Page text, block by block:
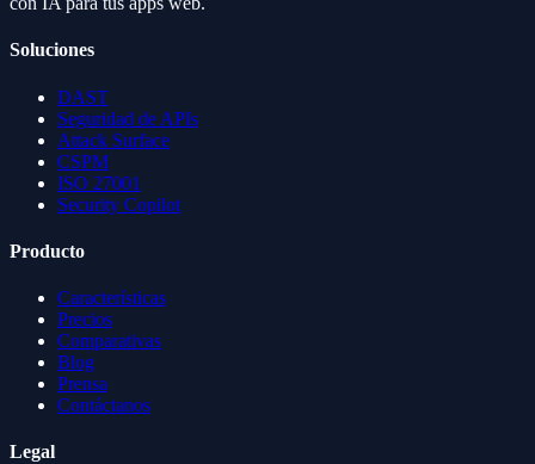
Soluciones
DAST
Seguridad de APIs
Attack Surface
CSPM
ISO 27001
Security Copilot
Producto
Características
Precios
Comparativas
Blog
Prensa
Contáctanos
Legal